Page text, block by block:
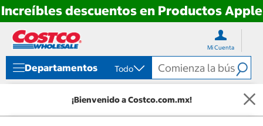
Increíbles descuentos en Productos Apple
directo
contenido
directo
menú
navegación
Mi Cuenta
Departamentos Todo
¡Bienvenido a Costco.com.mx!